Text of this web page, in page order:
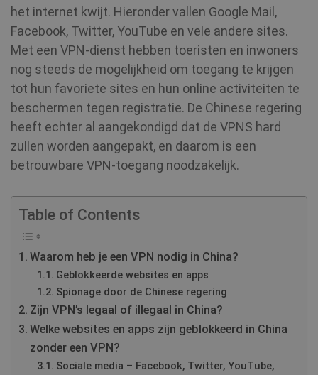
het internet kwijt. Hieronder vallen Google Mail,
Facebook, Twitter, YouTube en vele andere sites.
Met een VPN-dienst hebben toeristen en inwoners
nog steeds de mogelijkheid om toegang te krijgen
tot hun favoriete sites en hun online activiteiten te
beschermen tegen registratie. De Chinese regering
heeft echter al aangekondigd dat de VPNS hard
zullen worden aangepakt, en daarom is een
betrouwbare VPN-toegang noodzakelijk.
Table of Contents
Waarom heb je een VPN nodig in China?
Geblokkeerde websites en apps
Spionage door de Chinese regering
Zijn VPN’s legaal of illegaal in China?
Welke websites en apps zijn geblokkeerd in China
zonder een VPN?
Sociale media – Facebook, Twitter, YouTube,